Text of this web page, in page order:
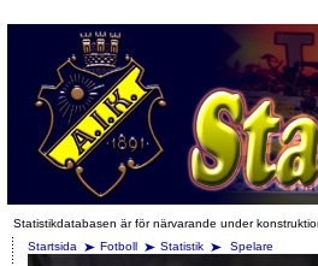
Statistikdatabasen är för närvarande under
Startsida
Fotboll Statistik Spelare